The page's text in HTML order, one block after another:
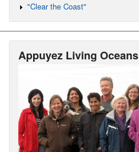
"Clear the Coast"
Appuyez Living Oceans